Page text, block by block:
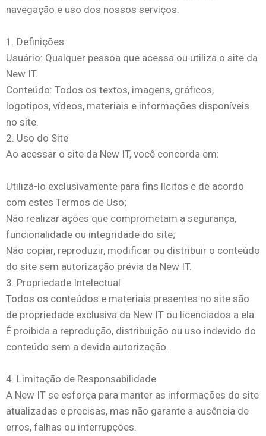
navegação e uso dos nossos serviços.
1. Definições
Usuário: Qualquer pessoa que acessa ou utiliza o site da
New IT.
Conteúdo: Todos os textos, imagens, gráficos,
logotipos, vídeos, materiais e informações disponíveis
no site.
2. Uso do Site
Ao acessar o site da New IT, você concorda em:
Utilizá-lo exclusivamente para fins lícitos e de acordo
com estes Termos de Uso;
Não realizar ações que comprometam a segurança,
funcionalidade ou integridade do site;
Não copiar, reproduzir, modificar ou distribuir o conteúdo
do site sem autorização prévia da New IT.
3. Propriedade Intelectual
Todos os conteúdos e materiais presentes no site são
de propriedade exclusiva da New IT ou licenciados a ela.
É proibida a reprodução, distribuição ou uso indevido do
conteúdo sem a devida autorização.
4. Limitação de Responsabilidade
A New IT se esforça para manter as informações do site
atualizadas e precisas, mas não garante a ausência de
erros, falhas ou interrupções.